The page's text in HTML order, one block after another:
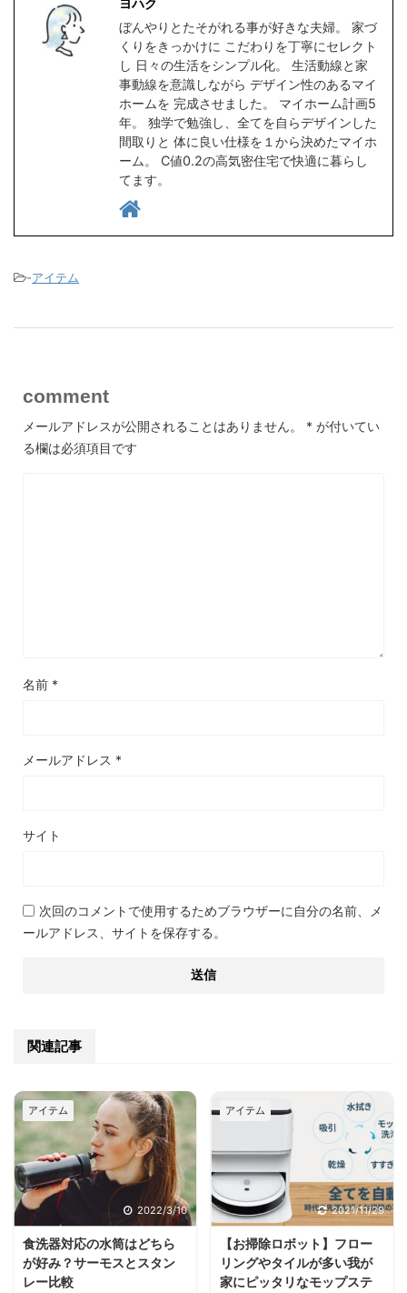
ぼんやりとたそがれる事が好きな夫婦。 家づ
くりをきっかけに こだわりを丁寧にセレクト
し 日々の生活をシンプル化。 生活動線と家
事動線を意識しながら デザイン性のあるマイ
ホームを 完成させました。 マイホーム計画5
年。 独学で勉強し、全てを自らデザインした
間取りと 体に良い仕様を１から決めたマイホ
ーム。 C値0.2の高気密住宅で快適に暮らし
てます。
-アイテム
comment
メールアドレスが公開されることはありません。 * が付いてい
る欄は必須項目です
名前 *
メールアドレス *
サイト
次回のコメントで使用するためブラウザーに自分の名前、メ
ールアドレス、サイトを保存する。
関連記事
アイテム
2022/3/10
食洗器対応の水筒はどちら
が好み？サーモスとスタン
レー比較
アイテム
2021/11/29
【お掃除ロボット】フロー
リングやタイルが多い我が
家にピッタリなモップステ